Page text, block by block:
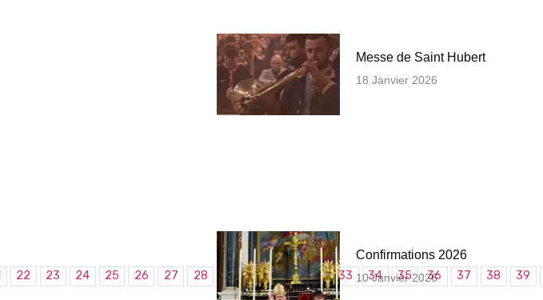
22 23 24 25 26 27 28 29 30 31 32 33 34 35 36 37 38 39
Messe de Saint Hubert
18 Janvier 2026
Confirmations 2026
10 Janvier 2026